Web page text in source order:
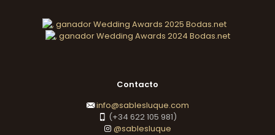
Contacto
info@sablesluque.com
(+34 622 105 981)
@sablesluque